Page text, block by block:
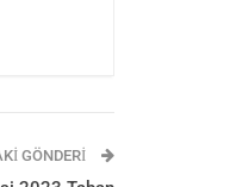
GÖNDERI